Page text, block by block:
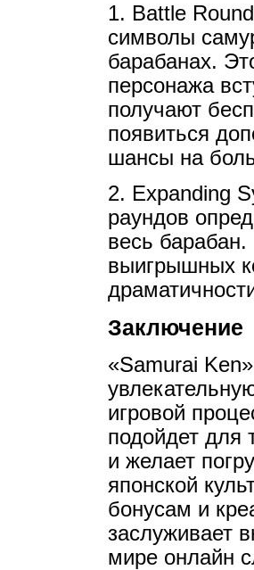
1. Battle
символы
барабанах.
персонажа
получают
появиться
шансы на
2. Expanding
раундов
весь барабан.
выигрышных
Заключение
«Samurai
игровой
подойдет для
и желает
японской
бонусам и
заслуживает
мире онлайн